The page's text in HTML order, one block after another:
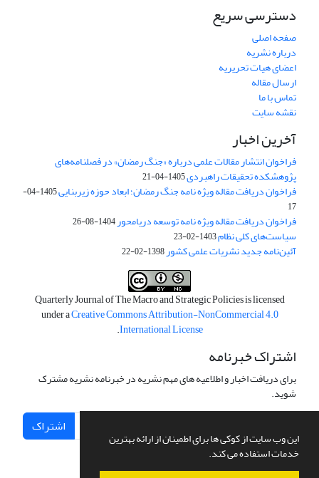
این وب سایت از کوکی ها برای اطمینان از ارائه بهترین
خدمات استفاده می کند.
دسترسی سریع
صفحه اصلی
درباره نشریه
اعضای هیات تحریریه
ارسال مقاله
تماس با ما
نقشه سایت
آخرین اخبار
فراخوان انتشار مقالات علمی درباره «جنگ رمضان» در فصلنامه‌های
پژوهشکده تحقیقات راهبردی1405-04-21
فراخوان دریافت مقاله ویژه نامه جنگ رمضان؛ ابعاد حوزه زیربنایی
1405-04-
17
فراخوان دریافت مقاله ویژه نامه توسعه دریامحور1404-08-26
سیاست‌های کلی نظام1403-02-23
آئین‌نامه جدید نشریات علمی کشور1398-02-22
Quarterly Journal of The Macro and Strategic Policies is licensed
under aCreative Commons Attribution-NonCommercial 4.0
International License
.
اشتراک خبرنامه
برای دریافت اخبار و اطلاعیه های مهم نشریه در خبرنامه نشریه مشترک
شوید.
اشتراک